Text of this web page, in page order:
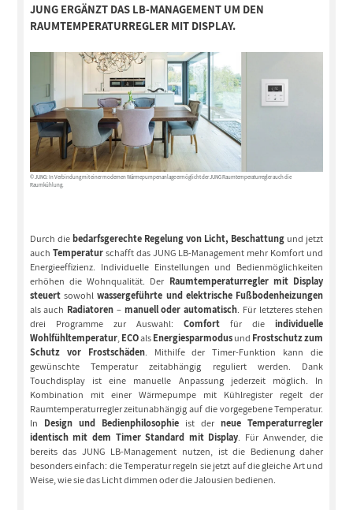
JUNG ERGÄNZT DAS LB-MANAGEMENT UM DEN
RAUMTEMPERATURREGLER MIT DISPLAY.
© JUNG: In Verbindung mit einer modernen Wärmepumpenanlage ermöglicht der JUNG Raumtemperaturregler auch die
Raumkühlung.
Durch diebedarfsgerechte Regelung von Licht, Beschattung und jetzt
auch Temperaturschafft das JUNG LB-Management mehr Komfort und
Energieeffizienz. Individuelle Einstellungen und Bedienmöglichkeiten
erhöhen die Wohnqualität. Der Raumtemperaturregler mit Display
steuertsowohlwassergeführte und elektrische Fußbodenheizungen
als auch Radiatoren – manuell oder automatisch. Für letzteres stehen
drei Programme zur Auswahl:Comfort für die individuelle
Wohlfühltemperatur, ECOalsEnergiesparmodusund Frostschutz zum
Schutz vor Frostschäden. Mithilfe der Timer-Funktion kann die
gewünschte Temperatur zeitabhängig reguliert werden. Dank
Touchdisplay ist eine manuelle Anpassung jederzeit möglich. In
Kombination mit einer Wärmepumpe mit Kühlregister regelt der
Raumtemperaturregler zeitunabhängig auf die vorgegebene Temperatur.
In Design und Bedienphilosophieist derneue Temperaturregler
identisch mit dem Timer Standard mit Display. Für Anwender, die
bereits das JUNG LB-Management nutzen, ist die Bedienung daher
besonders einfach: die Temperatur regeln sie jetzt auf die gleiche Art und
Weise, wie sie das Licht dimmen oder die Jalousien bedienen.